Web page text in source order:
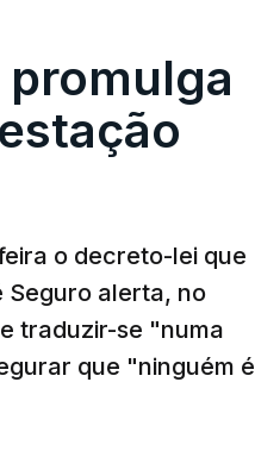
promulga
o decreto-lei que
Seguro alerta, no
traduzir-se "numa
que "ninguém é